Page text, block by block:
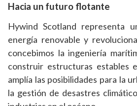
Hacia un futuro flotante
Hywind Scotland representa
energía renovable y
concebimos la ingeniería
construir estructuras estables
amplía las posibilidades para la
la gestión de desastres